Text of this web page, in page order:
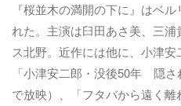
『桜並木の満開の下に』はベ
れた。主演は臼田あさ美、三
ス北野。近作には他に、小津
「小津安二郎・没後50年 隠
で放映）、「フタバから遠く